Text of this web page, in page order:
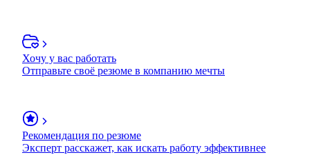
Хочу у вас работать
Отправьте своё резюме в компанию мечты
Рекомендация по резюме
Эксперт расскажет, как искать работу эффективнее